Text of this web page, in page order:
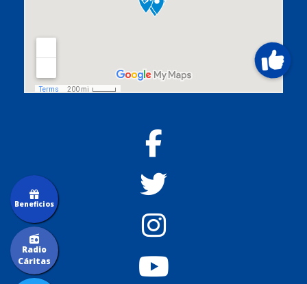
Radio
Cáritas
Beneficios